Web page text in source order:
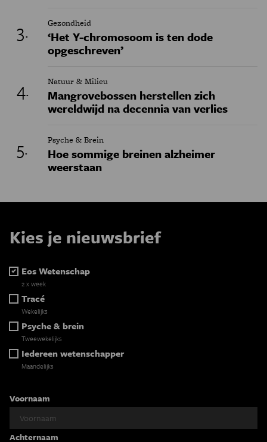
Gezondheid
‘Het Y-chromosoom is ten dode
opgeschreven’
Natuur & Milieu
Mangrovebossen herstellen zich
wereldwijd na decennia van verlies
Psyche & Brein
Hoe sommige breinen alzheimer
weerstaan
Kies je nieuwsbrief
Eos Wetenschap
2 x week
Tracé
Wekelijks
Psyche & brein
Tweewekelijks
Iedereen wetenschapper
Maandelijks
Voornaam
Achternaam